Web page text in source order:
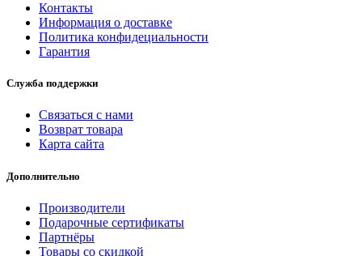
Контакты
Информация о доставке
Политика конфидециальности
Гарантия
Служба поддержки
Связаться с нами
Возврат товара
Карта сайта
Дополнительно
Производители
Подарочные сертификаты
Партнёры
Товары со скидкой